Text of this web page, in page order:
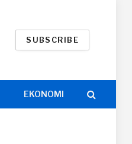
SUBSCRIBE
EKONOMI